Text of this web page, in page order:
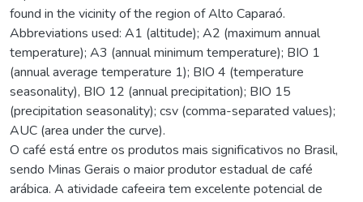
found in the vicinity of the region of Alto Caparaó.
Abbreviations used: A1 (altitude); A2 (maximum annual
temperature); A3 (annual minimum temperature); BIO 1
(annual average temperature 1); BIO 4 (temperature
seasonality), BIO 12 (annual precipitation); BIO 15
(precipitation seasonality); csv (comma-separated values);
AUC (area under the curve).
O café está entre os produtos mais significativos no Brasil,
sendo Minas Gerais o maior produtor estadual de café
arábica. A atividade cafeeira tem excelente potencial de